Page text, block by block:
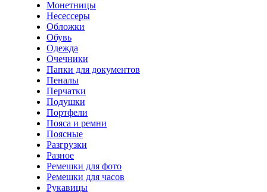
Монетницы
Несессеры
Обложки
Обувь
Одежда
Очечники
Папки для документов
Пеналы
Перчатки
Подушки
Портфели
Пояса и ремни
Поясные
Разгрузки
Разное
Ремешки для фото
Ремешки для часов
Рукавицы